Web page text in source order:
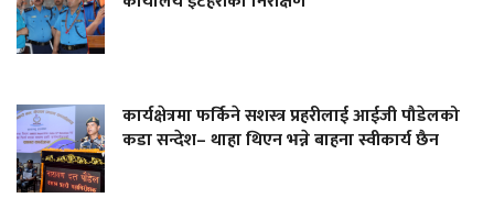
कार्यक्षेत्रमा फर्किने सशस्त्र प्रहरीलाई आईजी पौडेलको
कडा सन्देश– थाहा थिएन भन्ने बाहना स्वीकार्य छैन